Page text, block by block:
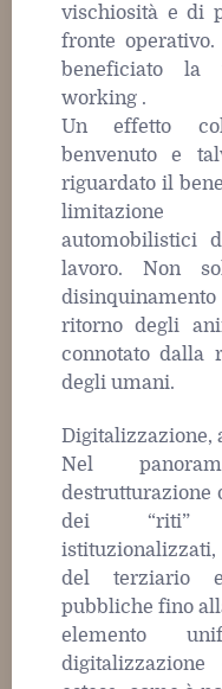
vischiosità e di
fronte
beneficiato la
working .
Un effetto
benvenuto e
riguardato il
limitazione
automobilistici
lavoro. Non
ritorno degli
connotato dalla
degli umani.
Digitalizzazione,
Nel
destrutturazione
dei “riti”
del terziario
pubbliche fino
elemento